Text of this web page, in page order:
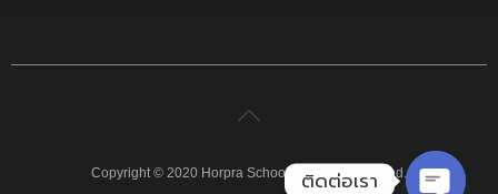
Copyright © 2020 Horpra School. All rights reserved.
ติดต่อเรา